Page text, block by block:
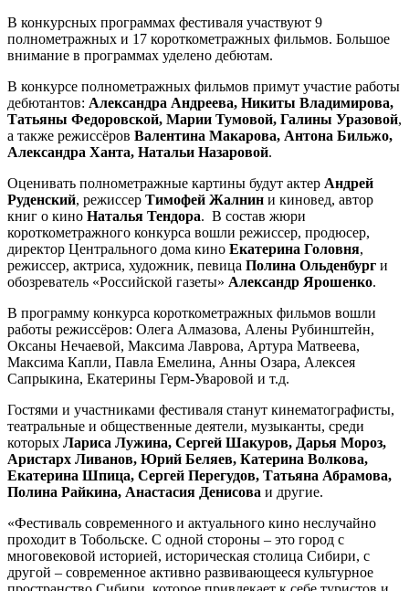
В конкурсных программах фестиваля участвуют 9
полнометражных и 17 короткометражных фильмов. Большое
внимание в программах уделено дебютам.
В конкурсе полнометражных фильмов примут участие работы
дебютантов: Александра Андреева, Никиты Владимирова,
Татьяны Федоровской, Марии Тумовой, Галины Уразовой,
а также режиссёров Валентина Макарова, Антона Бильжо,
Александра Ханта, Натальи Назаровой.
Оценивать полнометражные картины будут актер Андрей
Руденский, режиссер Тимофей Жалнин и киновед, автор
книг о кино Наталья Тендора. В состав жюри
короткометражного конкурса вошли режиссер, продюсер,
директор Центрального дома кино Екатерина Головня,
режиссер, актриса, художник, певица Полина Ольденбург и
обозреватель «Российской газеты» Александр Ярошенко.
В программу конкурса короткометражных фильмов вошли
работы режиссёров: Олега Алмазова, Алены Рубинштейн,
Оксаны Нечаевой, Максима Лаврова, Артура Матвеева,
Максима Капли, Павла Емелина, Анны Озара, Алексея
Сапрыкина, Екатерины Герм-Уваровой и т.д.
Гостями и участниками фестиваля станут кинематографисты,
театральные и общественные деятели, музыканты, среди
которых Лариса Лужина, Сергей Шакуров, Дарья Мороз,
Аристарх Ливанов, Юрий Беляев, Катерина Волкова,
Екатерина Шпица, Сергей Перегудов, Татьяна Абрамова,
Полина Райкина, Анастасия Денисова и другие.
«Фестиваль современного и актуального кино неслучайно
проходит в Тобольске. С одной стороны – это город с
многовековой историей, историческая столица Сибири, с
другой – современное активно развивающееся культурное